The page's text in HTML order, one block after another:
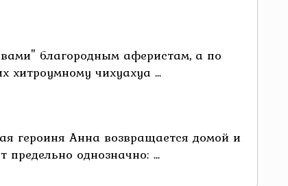
благородным аферистам, а по
хитроумному чихуахуа ...
героиня Анна возвращается домой и
однозначно: ...